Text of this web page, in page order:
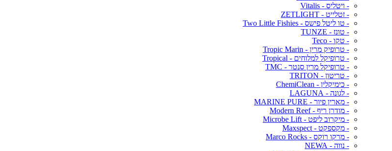
- ויטליס - Vitalis
- זטלייט - ZETLIGHT
- טו ליטל פישס - Two Little Fishies
- טונז - TUNZE
- טקו - Teco
- טרופיק מרין - Tropic Marin
- טרופיקל למלוחים - Tropical
- טרופיקל מרין סנטר - TMC
- טריטון - TRITON
- כימיקלין - ChemiClean
- לגונה - LAGUNA
- מארין פיור - MARINE PURE
- מודרן ריף - Modern Reef
- מיקרוב ליפט - Microbe Lift
- מקספקט - Maxspect
- מרקו רוקס - Marco Rocks
- נווה - NEWA